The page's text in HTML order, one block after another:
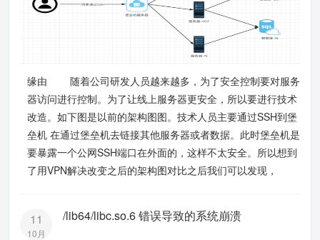
缘由 随着公司研发人员越来越多，为了安全控制要对服务
器访问进行控制。为了让线上服务器更安全，所以要进行技术
改造。如下图是以前的架构图图。技术人员主要通过SSH到堡
垒机 在通过堡垒机去链接其他服务器或者数据。此时堡垒机是
要暴露一个公网SSH端口在外面的，这样不太安全。所以想到
了用VPN解决改变之后的架构图对比之后我们可以发现，
11
10月
/lib64/libc.so.6 错误导致的系统崩溃